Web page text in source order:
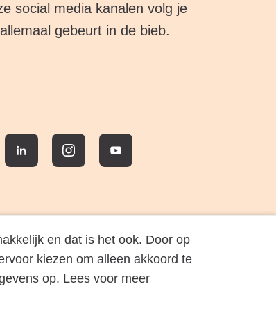
en dat is het ook. Door op
kiezen om alleen akkoord te
op. Lees voor meer
social media kanalen volg je
gebeurt in de bieb.
LinkedInInstagramYouTube